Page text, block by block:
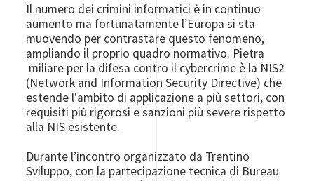
Il numero dei crimini informatici è in continuo
aumento ma fortunatamente l’Europa si sta
muovendo per contrastare questo fenomeno,
ampliando il proprio quadro normativo. Pietra
miliare per la difesa contro il cybercrime è la NIS2
(Network and Information Security Directive) che
estende l'ambito di applicazione a più settori, con
requisiti più rigorosi e sanzioni più severe rispetto
alla NIS esistente.
Durante l’incontro organizzato da Trentino
Sviluppo, con la partecipazione tecnica di Bureau